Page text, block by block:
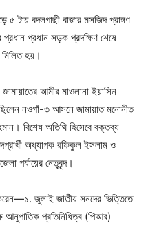
টায় বদলগাছী বাজার মসজিদ প্রাঙ্গণ
প্রধান সড়ক প্রদক্ষিণ শেষে
মিলিত হয়।
আমীর মাওলানা ইয়াসিন
নওগাঁ-৩ আসনে জামায়াত মনোনীত
বিশেষ অতিথি হিসেবে বক্তব্য
অধ্যাপক রফিকুল ইসলাম ও
পর্যায়ের নেতৃবৃন্দ।
জুলাই জাতীয় সনদের ভিত্তিতে
আনুপাতিক প্রতিনিধিত্ব (পিআর)